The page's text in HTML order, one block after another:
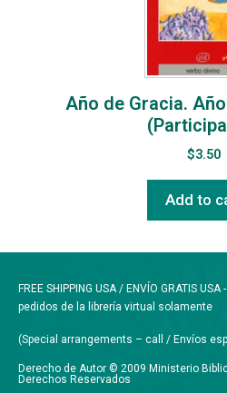
Año de Gracia.
$3.50
Add to
FREE SHIPPING USA / ENVÍO GRATIS
pedidos de la librería virtual solamente
(Special arrangements – call / Envíos
Derecho de Autor © 2009 Ministerio
Derechos Reservados